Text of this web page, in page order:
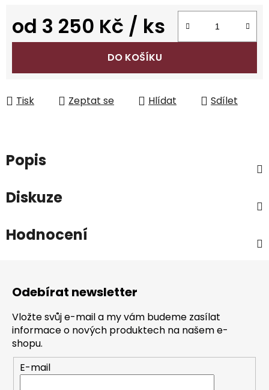
od 3 250 Kč / ks
Měrná cena:
DO KOŠÍKU
Tisk Zeptat se Hlídat Sdílet
Popis
Diskuze
Hodnocení
Odebírat newsletter
Vložte svůj e-mail a my vám budeme zasílat
informace o nových produktech na našem e-
shopu.
E-mail